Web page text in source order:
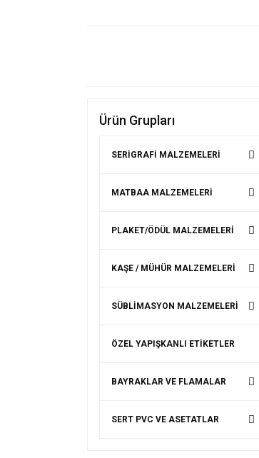
Ürün Grupları
SERİGRAFİ MALZEMELERİ
MATBAA MALZEMELERİ
PLAKET/ÖDÜL MALZEMELERİ
KAŞE / MÜHÜR MALZEMELERİ
SÜBLİMASYON MALZEMELERİ
ÖZEL YAPIŞKANLI ETİKETLER
BAYRAKLAR VE FLAMALAR
SERT PVC VE ASETATLAR